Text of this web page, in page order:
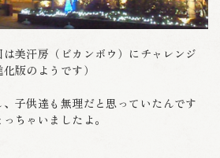
美汗房（ビカンボウ）にチャレンジ
版のようです）
子供達も無理だと思っていたんです
ちゃいましたよ。